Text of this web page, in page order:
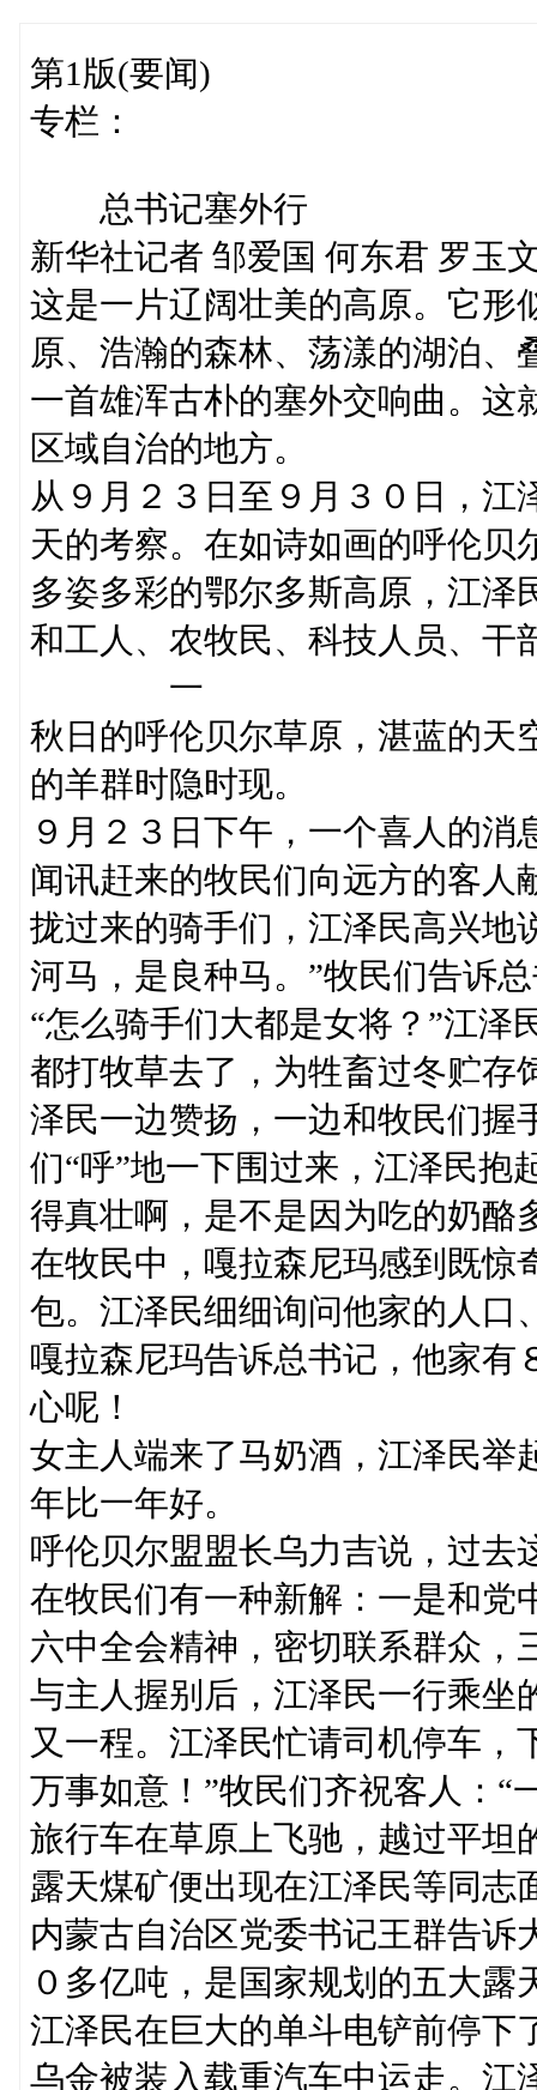
第1版(要闻)
专栏：
总书记塞外行
新华社记者 邹爱国 何东君 罗玉
这是一片辽阔壮美的高原。它形
原、浩瀚的森林、荡漾的湖泊
一首雄浑古朴的塞外交响曲。这
区域自治的地方。
从９月２３日至９月３０日，江
天的考察。在如诗如画的呼伦贝
多姿多彩的鄂尔多斯高原，江泽
和工人、农牧民、科技人员、
一
秋日的呼伦贝尔草原，湛蓝的天
的羊群时隐时现。
９月２３日下午，一个喜人的消
闻讯赶来的牧民们向远方的客人
拢过来的骑手们，江泽民高兴地
河马，是良种马。”牧民们告诉
“怎么骑手们大都是女将？”江泽
都打牧草去了，为牲畜过冬贮存
泽民一边赞扬，一边和牧民们握
们“呼”地一下围过来，江泽民抱
得真壮啊，是不是因为吃的奶酪
在牧民中，嘎拉森尼玛感到既惊
包。江泽民细细询问他家的人口
嘎拉森尼玛告诉总书记，他家有
心呢！
女主人端来了马奶酒，江泽民举
年比一年好。
呼伦贝尔盟盟长乌力吉说，过去
在牧民们有一种新解：一是和党
六中全会精神，密切联系群众，
与主人握别后，江泽民一行乘坐
又一程。江泽民忙请司机停车，
万事如意！”牧民们齐祝客人：“
旅行车在草原上飞驰，越过平坦
露天煤矿便出现在江泽民等同志
内蒙古自治区党委书记王群告诉
０多亿吨，是国家规划的五大露
江泽民在巨大的单斗电铲前停下
乌金被装入载重汽车中运走。江